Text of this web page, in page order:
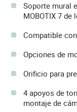
Soporte mural
MOBOTIX 7 de
Compatible
Opciones de
Orificio para
4 apoyos de
montaje de